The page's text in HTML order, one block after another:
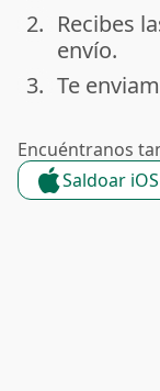
done
2. Recibes
envío.
done
3. Te
Encuéntranos
Saldoar iOS